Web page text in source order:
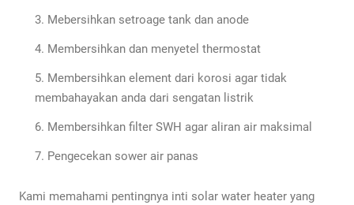
Mebersihkan setroage tank dan anode
Membersihkan dan menyetel thermostat
Membersihkan element dari korosi agar tidak
membahayakan anda dari sengatan listrik
Membersihkan filter SWH agar aliran air maksimal
Pengecekan sower air panas
Kami memahami pentingnya inti solar water heater yang